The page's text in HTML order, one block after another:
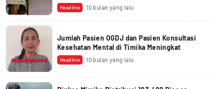
Headline 10 bulan yang lalu
Jumlah Pasien OGDJ dan Pasien Konsultasi
Kesehatan Mental di Timika Meningkat
Headline 10 bulan yang lalu